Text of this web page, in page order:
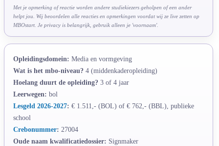
Met je opmerking of reactie worden andere studiekiezers geholpen of een ander
helpt jou. Wij beoordelen alle reacties en opmerkingen voordat wij ze live zetten op
MBOstart. Je privacy is belangrijk, gebruik alleen je 'voornaam'.
Opleidingsdomein: Media en vormgeving
Wat is het mbo-niveau? 4 (middenkaderopleiding)
Hoelang duurt de opleiding? 3 of 4 jaar
Leerwegen: bol
Lesgeld 2026-2027: € 1.511,- (BOL) of € 762,- (BBL), publieke
school
Crebonummer: 27004
Oude naam kwalificatiedossier: Signmaker